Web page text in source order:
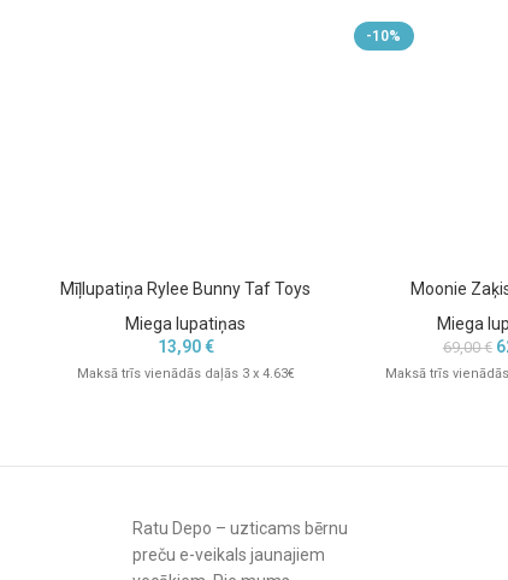
Mīļlupatiņa Rylee Bunny Taf Toys
Miega lupatiņas
13,90€
Maksā trīs vienādās daļās 3 x 4.63€
-10%
Moonie
Miega
69,00€
Maksā trīs
Ratu Depo – uzticams bērnu
preču e-veikals jaunajiem